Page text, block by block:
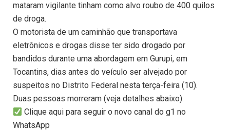
mataram vigilante tinham como alvo roubo de 400 quilos
de droga.
O motorista de um caminhão que transportava
eletrônicos e drogas disse ter sido drogado por
bandidos durante uma abordagem em Gurupi, em
Tocantins, dias antes do veículo ser alvejado por
suspeitos no Distrito Federal nesta terça-feira (10).
Duas pessoas morreram (veja detalhes abaixo).
Clique aqui para seguir o novo canal do g1 no
WhatsApp